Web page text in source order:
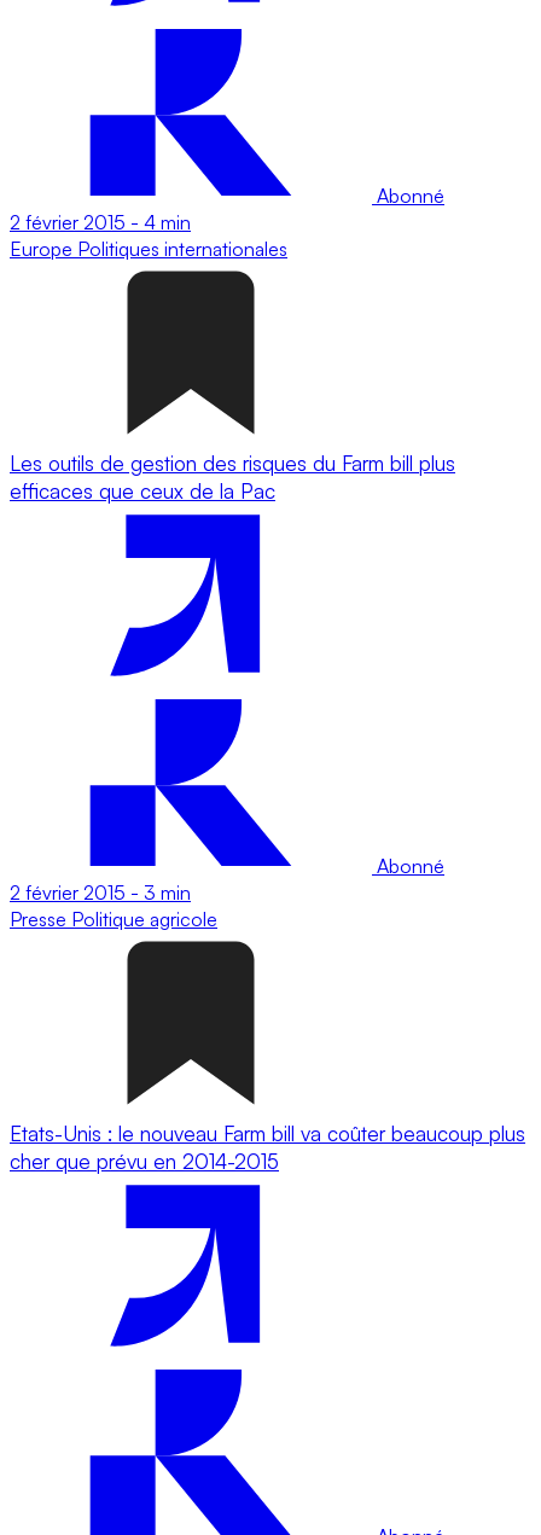
Abonné
2 février 2015 - 4 min
Europe Politiques internationales
Les outils de gestion des risques du Farm bill plus
efficaces que ceux de la Pac
Abonné
2 février 2015 - 3 min
Presse Politique agricole
Etats-Unis : le nouveau Farm bill va coûter beaucoup plus
cher que prévu en 2014-2015